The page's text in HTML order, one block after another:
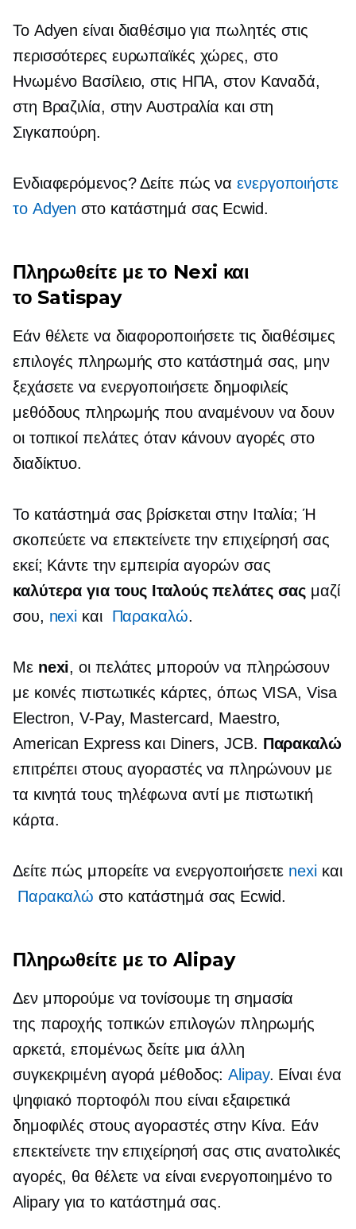
Το Adyen είναι διαθέσιμο για πωλητές στις
περισσότερες ευρωπαϊκές χώρες, στο
Ηνωμένο Βασίλειο, στις ΗΠΑ, στον Καναδά,
στη Βραζιλία, στην Αυστραλία και στη
Σιγκαπούρη.
Ενδιαφερόμενος? Δείτε πώς ναενεργοποιήστε
το Adyen στο κατάστημά σας Ecwid.
Πληρωθείτε με το Nexi και
το Satispay
Εάν θέλετε να διαφοροποιήσετε τις διαθέσιμες
επιλογές πληρωμής στο κατάστημά σας, μην
ξεχάσετε να ενεργοποιήσετε δημοφιλείς
μεθόδους πληρωμής που αναμένουν να δουν
οι τοπικοί πελάτες όταν κάνουν αγορές στο
διαδίκτυο.
Το κατάστημά σας βρίσκεται στην Ιταλία; Ή
σκοπεύετε να επεκτείνετε την επιχείρησή σας
εκεί; Κάντε την εμπειρία αγορών σας
καλύτερα για τους Ιταλούς πελάτες σας μαζί
σου, nexi και Παρακαλώ.
Με nexi, οι πελάτες μπορούν να πληρώσουν
με κοινές πιστωτικές κάρτες, όπως VISA, Visa
Electron,V-Pay, Mastercard, Maestro,
American Express και Diners, JCB. Παρακαλώ
επιτρέπει στους αγοραστές να πληρώνουν με
τα κινητά τους τηλέφωνα αντί με πιστωτική
κάρτα.
Δείτε πώς μπορείτε να ενεργοποιήσετε nexiκαι
Παρακαλώ στο κατάστημά σας Ecwid.
Πληρωθείτε με το Alipay
Δεν μπορούμε να τονίσουμε τη σημασία
της παροχής τοπικών επιλογών πληρωμής
αρκετά, επομένως δείτε μια άλλη
συγκεκριμένη αγορά μέθοδος:Alipay. Είναι ένα
ψηφιακό πορτοφόλι που είναι εξαιρετικά
δημοφιλές στους αγοραστές στην Κίνα. Εάν
επεκτείνετε την επιχείρησή σας στις ανατολικές
αγορές, θα θέλετε να είναι ενεργοποιημένο το
Alipary για το κατάστημά σας.